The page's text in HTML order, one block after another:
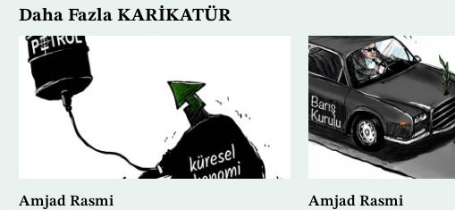
Daha Fazla KARİKATÜR
Amjad Rasmi
Amjad Rasmi